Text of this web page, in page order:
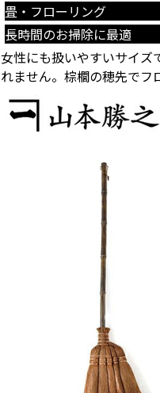
畳・フローリング
長時間のお掃除に最適
女性にも扱いやすいサイズ
れません。棕櫚の穂先でフ